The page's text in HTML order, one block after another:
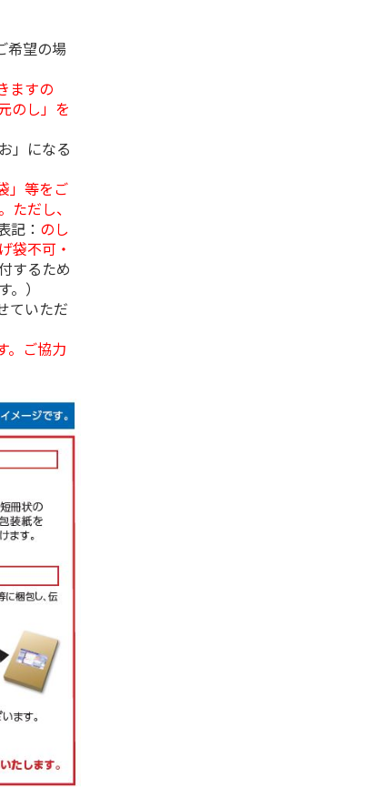
希望の場
ますの
のし」を
」になる
」等をご
だし、
記： のし
袋不可・
するため
）
ていただ
。ご協力